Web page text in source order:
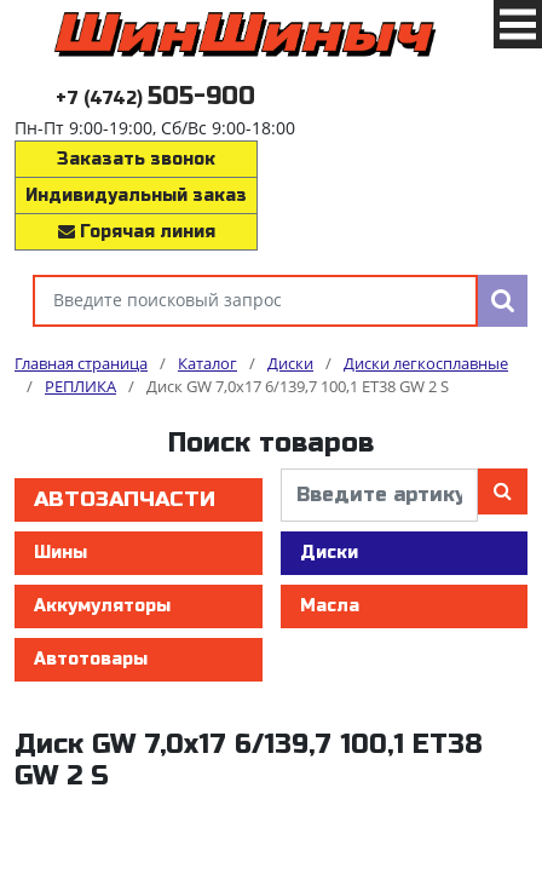
+7 (4742) 505-900
Пн-Пт 9:00-19:00, Сб/Вс 9:00-18:00
Заказать звонок
Индивидуальный заказ
Горячая линия
Главная страница / Каталог / Диски / Диски легкосплавные
/
РЕПЛИКА / Диск GW 7,0x17 6/139,7 100,1 ET38 GW 2 S
Поиск товаров
АВТОЗАПЧАСТИ
Шины Диски
Аккумуляторы Масла
Автотовары
Диск GW 7,0x17 6/139,7 100,1 ET38
GW 2 S